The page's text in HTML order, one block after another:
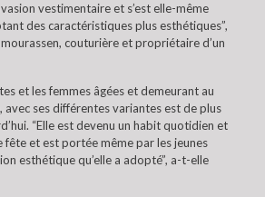
vestimentaire et s’est elle-même
des caractéristiques plus esthétiques”,
couturière et propriétaire d’un
et les femmes âgées et demeurant au
ses différentes variantes est de plus
“Elle est devenu un habit quotidien et
fête et est portée même par les jeunes
esthétique qu’elle a adopté”, a-t-elle